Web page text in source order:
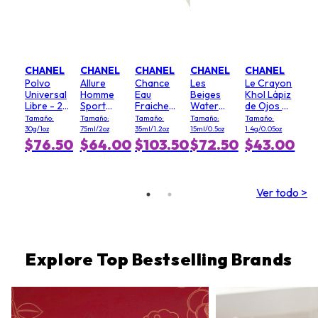
CHANEL
Polvo
Universal
Libre - 20
(Clair)
Tamaño:
30g/1oz
$76.50
CHANEL
Allure
Homme
Sport
Desodorante
en Barra
Tamaño:
75ml/2oz
$64.00
CHANEL
Chance
Eau
Fraiche
Bruma
Cabello
Tamaño:
35ml/1.2oz
$103.50
CHANEL
Les
Beiges
Water
Fresh
Rubor - #
Light Pink
Tamaño:
15ml/0.5oz
$72.50
CHANEL
Le Crayon
Khol Lápiz
de Ojos -
# 64
Graphite
Tamaño:
1.4g/0.05oz
$43.00
Ver todo >
Explore Top Bestselling Brands